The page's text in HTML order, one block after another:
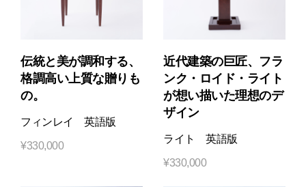
伝統と美が調和する、
格調高い上質な贈りも
の。
フィンレイ 英語版
¥330,000
近代建築の巨匠、フラ
ンク・ロイド・ライト
が想い描いた理想のデ
ザイン
ライト 英語版
¥330,000